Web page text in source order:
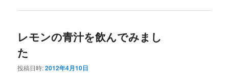
レモンの青汁を飲んでみまし
た
投稿日時:2012年4月10日